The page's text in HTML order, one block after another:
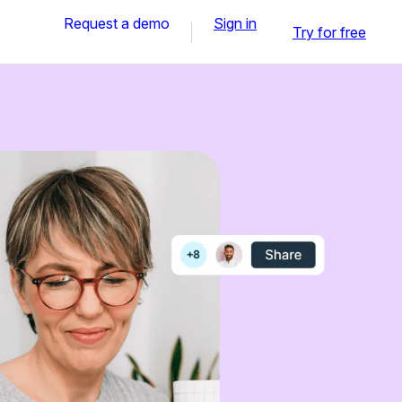
Request a demo Sign in Try for free